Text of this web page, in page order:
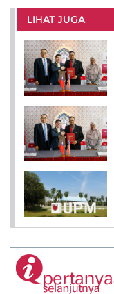
e
b
o
o
k
t
e
r
e
I
LIHAT JUGA